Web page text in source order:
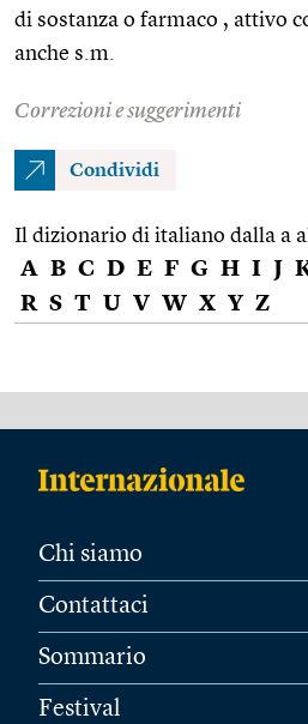
di sostanza o farmaco , attivo
anche s.m.
Correzioni e suggerimenti
Condividi
Il dizionario di italiano dalla a
A B C D E F G H I J
R S T U V W X Y Z
Chi siamo
Contattaci
Sommario
Festival